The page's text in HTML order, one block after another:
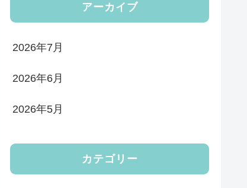
アーカイブ
2026年7月
2026年6月
2026年5月
カテゴリー